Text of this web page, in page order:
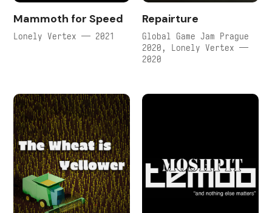
Mammoth for Speed
Lonely Vertex — 2021
Repairture
Global Game Jam Prague
2020, Lonely Vertex —
2020